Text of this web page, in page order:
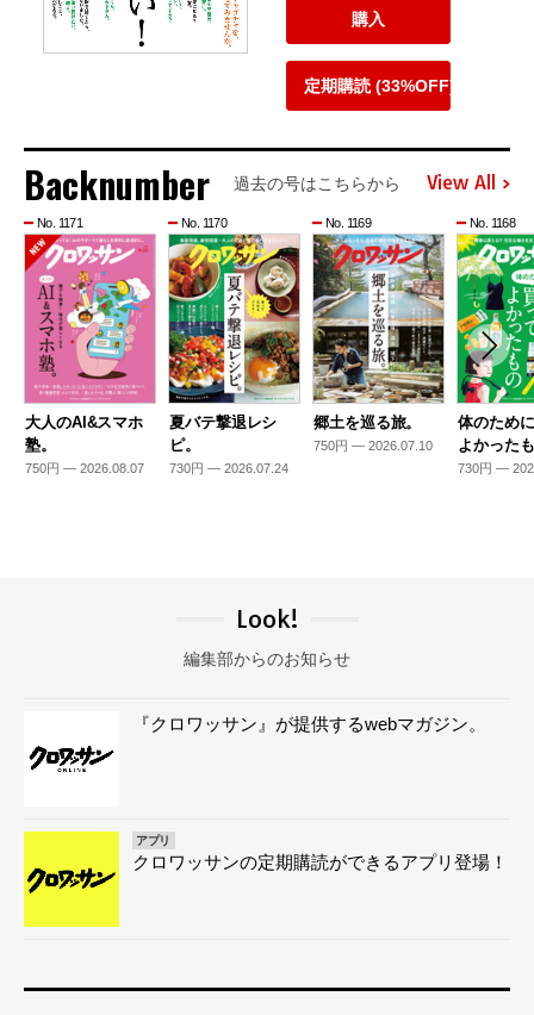
購入
定期購読 (33%OFF)
Backnumber 過去の号はこちらから View All
No. 1171
大人のAI&スマホ
塾。
750円 — 2026.08.07
No. 1170
夏バテ撃退レシ
ピ。
730円 — 2026.07.24
No. 1169
郷土を巡る旅。
750円 — 2026.07.10
No. 1168
体のため
よかった
730円 —
Look!
編集部からのお知らせ
『クロワッサン』が提供するwebマガジン。
アプリ
クロワッサンの定期購読ができるアプリ登場！